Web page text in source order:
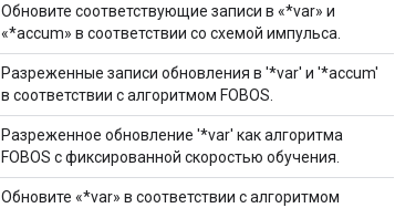
Обновите соответствующие записи в «*var» и
«*accum» в соответствии со схемой импульса.
Разреженные записи обновления в '*var' и '*accum'
в соответствии с алгоритмом FOBOS.
Разреженное обновление '*var' как алгоритма
FOBOS с фиксированной скоростью обучения.
Обновите «*var» в соответствии с алгоритмом